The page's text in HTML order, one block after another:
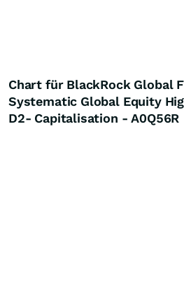
Chart für BlackRock Global
Systematic Global Equity
D2- Capitalisation - A0Q56R